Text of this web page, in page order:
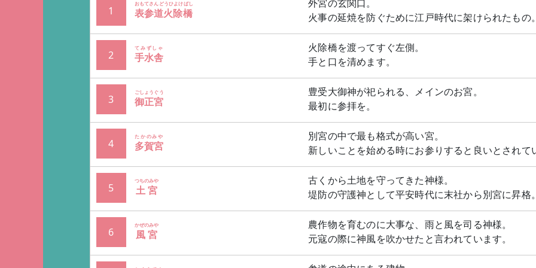
表参道火除橋
おもてさんどうひよけばし
外宮の玄関口。
火事の延焼を防ぐために江戸時代に架けられたもの。
手水舎
てみずしゃ
火除橋を渡ってすぐ左側。
手と口を清めます。
御正宮
ごしょうぐう
豊受大御神が祀られる、メインのお宮。
最初に参拝を。
多賀宮
たかのみや
別宮の中で最も格式が高い宮。
新しいことを始める時にお参りすると良いとされて
土宮
つちのみや
古くから土地を守ってきた神様。
堤防の守護神として平安時代に末社から別宮に昇格。
風宮
かぜのみや
農作物を育むのに大事な、雨と風を司る神様。
元寇の際に神風を吹かせたと言われています。